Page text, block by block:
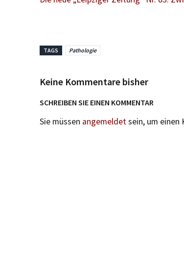
TAGS Pathologie
Keine Kommentare bisher
SCHREIBEN SIE EINEN KOMMENTAR
Sie müssen angemeldetsein, um einen